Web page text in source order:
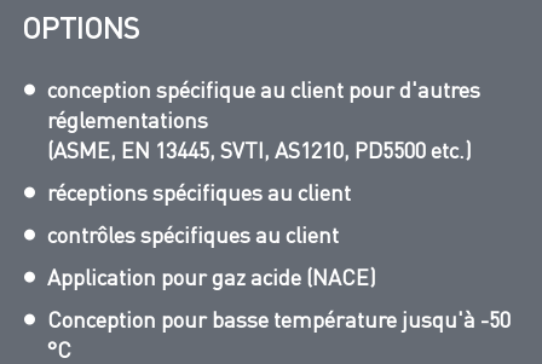
OPTIONS
conception spécifique au client pour d'autres
réglementations
(ASME, EN 13445, SVTI, AS1210, PD5500 etc.)
réceptions spécifiques au client
contrôles spécifiques au client
Application pour gaz acide (NACE)
Conception pour basse température jusqu'à -50
°C